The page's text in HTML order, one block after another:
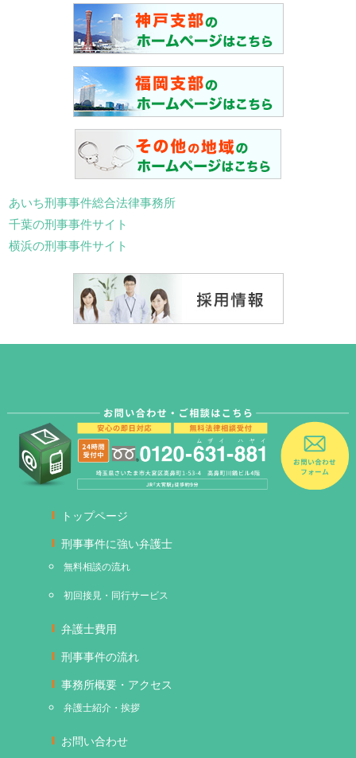
あいち刑事事件総合法律事務所
千葉の刑事事件サイト
横浜の刑事事件サイト
トップページ
刑事事件に強い弁護士
無料相談の流れ
初回接見・同行サービス
弁護士費用
刑事事件の流れ
事務所概要・アクセス
弁護士紹介・挨拶
お問い合わせ